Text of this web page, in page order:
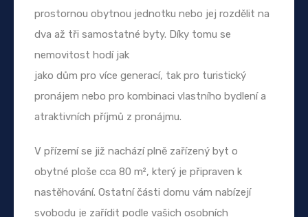
prostornou obytnou jednotku nebo jej rozdělit na
dva až tři samostatné byty. Díky tomu se
nemovitost hodí jak
jako dům pro více generací, tak pro turistický
pronájem nebo pro kombinaci vlastního bydlení a
atraktivních příjmů z pronájmu.
V přízemí se již nachází plně zařízený byt o
obytné ploše cca 80 m², který je připraven k
nastěhování. Ostatní části domu vám nabízejí
svobodu je zařídit podle vašich osobních